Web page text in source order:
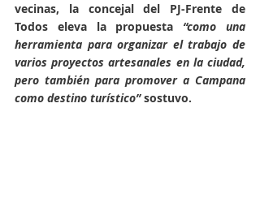
vecinas, la concejal del PJ-Frente de
Todos eleva la propuesta “como una
herramienta para organizar el trabajo de
varios proyectos artesanales en la ciudad,
pero también para promover a Campana
como destino turístico” sostuvo.